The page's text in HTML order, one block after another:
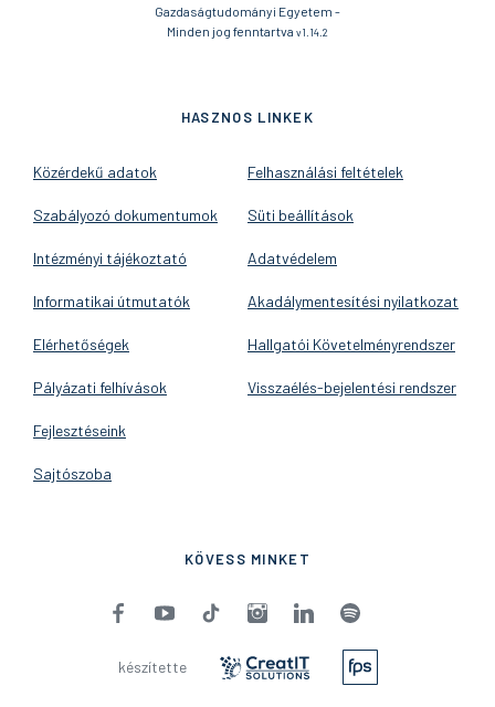
Gazdaságtudományi Egyetem -
Minden jog fenntartva v1.14.2
HASZNOS LINKEK
Közérdekű adatok
Szabályozó dokumentumok
Intézményi tájékoztató
Informatikai útmutatók
Elérhetőségek
Pályázati felhívások
Fejlesztéseink
Sajtószoba
Felhasználási feltételek
Süti beállítások
Adatvédelem
Akadálymentesítési nyilatkozat
Hallgatói Követelményrendszer
Visszaélés-bejelentési rendszer
KÖVESS MINKET
készítette